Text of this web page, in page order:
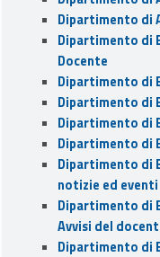
Dipartimento di
Dipartimento di
Docente
Dipartimento di
Dipartimento di
Dipartimento di
Dipartimento di
Dipartimento di
notizie ed eventi
Dipartimento di
Avvisi del
Dipartimento di